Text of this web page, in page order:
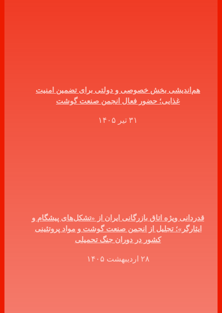
هم‌اندیشی بخش خصوصی و دولتی برای تضمین امنیت
غذایی؛ حضور فعال انجمن صنعت گوشت
۳۱ تیر ۱۴۰۵
قدردانی ویژه اتاق بازرگانی ایران از «تشکل‌های پیشگام و
ایثارگر»؛ تجلیل از انجمن صنعت گوشت و مواد پروتئینی
کشور در دوران جنگ تحمیلی
۲۸ اردیبهشت ۱۴۰۵